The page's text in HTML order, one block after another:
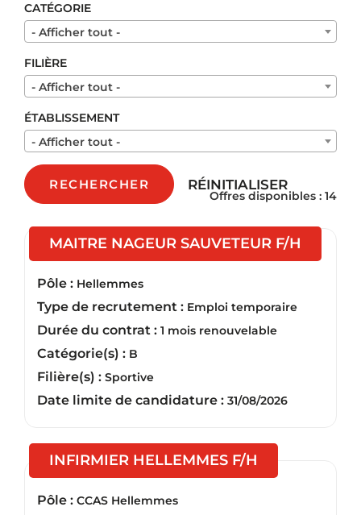
CATÉGORIE
- Afficher tout -
FILIÈRE
- Afficher tout -
ÉTABLISSEMENT
- Afficher tout -
RECHERCHER RÉINITIALISER
Offres disponibles : 14
MAITRE NAGEUR SAUVETEUR F/H
Pôle : Hellemmes
Type de recrutement : Emploi temporaire
Durée du contrat : 1 mois renouvelable
Catégorie(s) : B
Filière(s) : Sportive
Date limite de candidature : 31/08/2026
INFIRMIER HELLEMMES F/H
Pôle : CCAS Hellemmes